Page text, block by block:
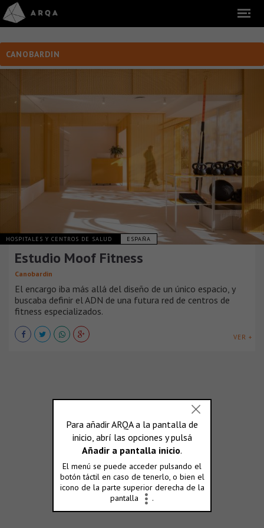
CANOBARDIN
HOSPITALES Y CENTROS DE SALUD ESPAÑA
Estudio Moof Fitness
Canobardin
El encargo iba más allá del diseño de un único espacio, y
buscaba definir el ADN de una futura red de centros de
fitness especializados.
VER +